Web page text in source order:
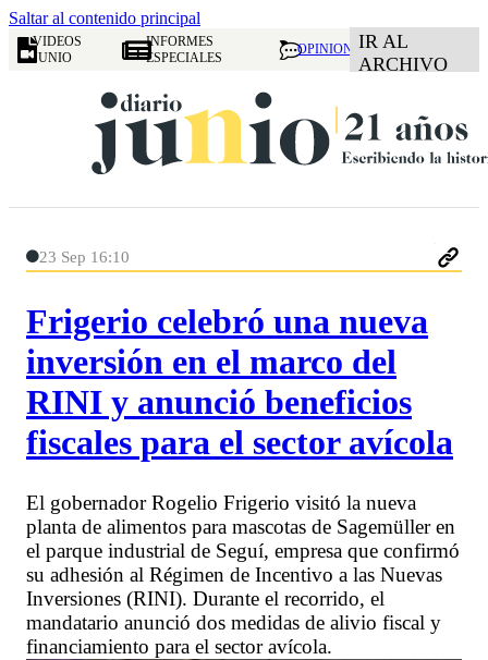
Saltar al contenido principal
VIDEOS
JUNIO
INFORMES
ESPECIALES
OPINION IR AL
ARCHIVO
23 Sep 16:10
Frigerio celebró una nueva
inversión en el marco del
RINI y anunció beneficios
fiscales para el sector avícola
El gobernador Rogelio Frigerio visitó la nueva
planta de alimentos para mascotas de Sagemüller en
el parque industrial de Seguí, empresa que confirmó
su adhesión al Régimen de Incentivo a las Nuevas
Inversiones (RINI). Durante el recorrido, el
mandatario anunció dos medidas de alivio fiscal y
financiamiento para el sector avícola.